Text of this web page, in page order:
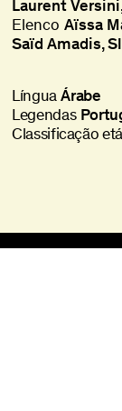
Laurent Versini
Elenco Aïssa
Saïd Amadis
Língua Árabe
Legendas
Classificação